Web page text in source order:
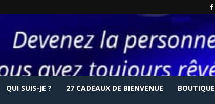
QUI SUIS-JE ? 27 CADEAUX DE BIENVENUE BOUTIQUE